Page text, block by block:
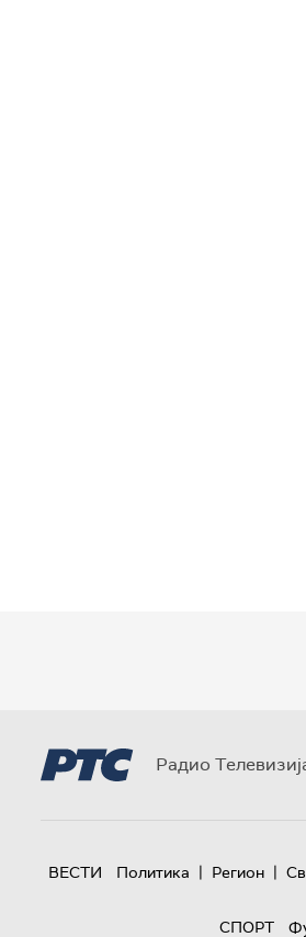
Радио
ВЕСТИ Политика | Регион |
СПОРТ